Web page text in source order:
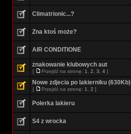
Climatrionic...?
Zna ktoś może?
AIR CONDITIONE
znakowanie klubowych aut
[ Przejdź na stronę: 1 2 3 4 ]
Nowe zdjecia po lakierniku (630Kb)
[ Przejdź na stronę: 1 2 ]
Polerka lakieru
S4 z wrocka